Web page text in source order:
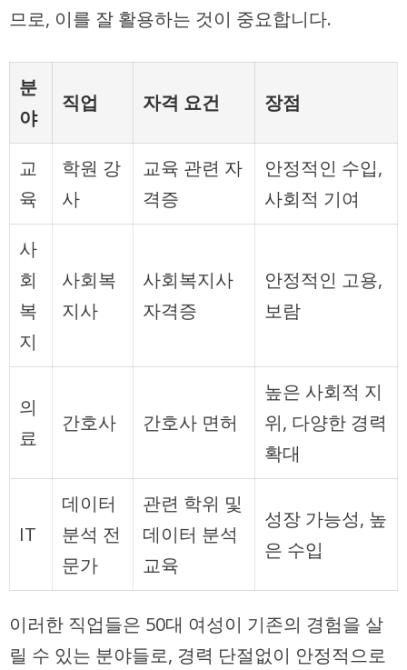
므로, 이를 잘 활용하는 것이 중요합니다.
분
야
직업 자격 요건 장점
교
육
학원 강
사
교육 관련 자
격증
안정적인 수입,
사회적 기여
사
회
복
지
사회복
지사
사회복지사
자격증
안정적인 고용,
보람
의
료
간호사 간호사 면허
높은 사회적 지
위, 다양한 경력
확대
IT
데이터
분석 전
문가
관련 학위 및
데이터 분석
교육
성장 가능성, 높
은 수입
이러한 직업들은 50대 여성이 기존의 경험을 살
릴 수 있는 분야들로, 경력 단절없이 안정적으로